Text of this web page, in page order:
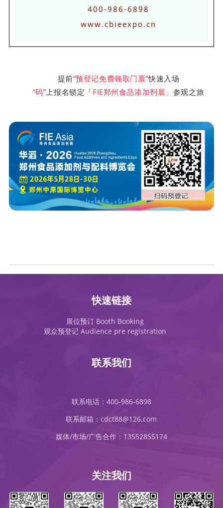
400-986-6898
www.cbieexpo.cn
提前“预登记免费领取门票”快速入场
“码”上报名锁定「FIE郑州食品添加剂展」 参观之旅
快速链接
展位预订 Booth Booking
观众预登记 Audience pre registration
联系我们
联系电话：400-986-6898
联系邮箱：cdct88@126.com
媒体/市场/广告合作：13552855174
关注我们